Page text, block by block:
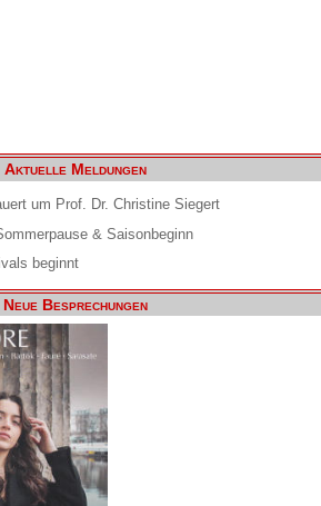
Aktuelle Meldungen
um Prof. Dr. Christine Siegert
& Saisonbeginn
beginnt
Neue Besprechungen